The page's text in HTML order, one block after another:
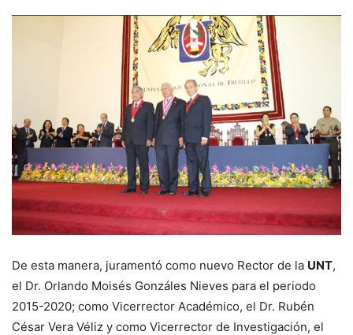
De esta manera, juramentó como nuevo Rector de la UNT,
el Dr. Orlando Moisés Gonzáles Nieves para el periodo
2015-2020; como Vicerrector Académico, el Dr. Rubén
César Vera Véliz y como Vicerrector de Investigación, el